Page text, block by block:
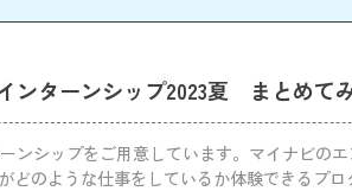
ンターンシップ2023夏 まとめて
ンシップをご用意しています。マイナビの
どのような仕事をしているか体験できるプロ